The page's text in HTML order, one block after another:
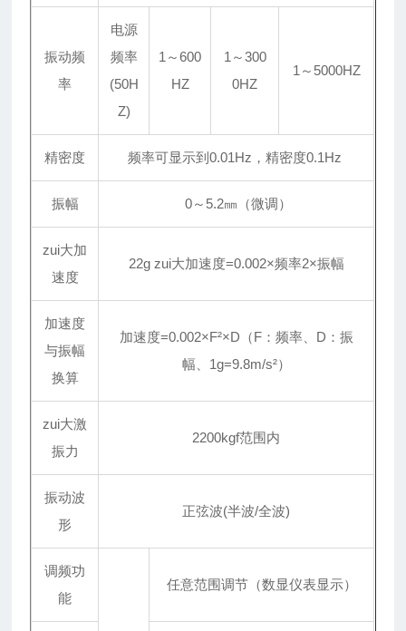
振动频
率
电源
频率
(50H
Z)
1～600
HZ
1～300
0HZ
1～5000HZ
精密度 频率可显示到0.01Hz，精密度0.1Hz
振幅 0～5.2㎜（微调）
zui大加
速度
22g zui大加速度=0.002×频率2×振幅
加速度
与振幅
换算
加速度=0.002×F²×D（F：频率、D：振
幅、1g=9.8m/s²）
zui大激
振力
2200kgf范围内
振动波
形
正弦波(半波/全波)
调频功
能
任意范围调节（数显仪表显示）